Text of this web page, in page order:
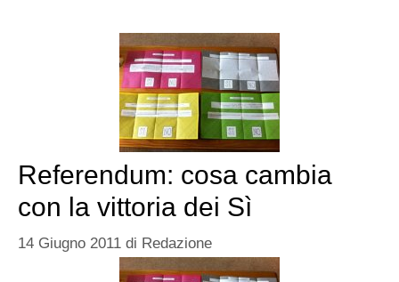
Referendum: cosa cambia
con la vittoria dei Sì
14 Giugno 2011 di Redazione